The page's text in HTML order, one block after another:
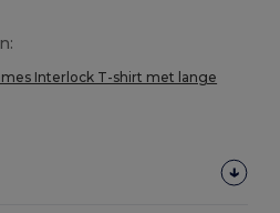
Interlock T-shirt met lange